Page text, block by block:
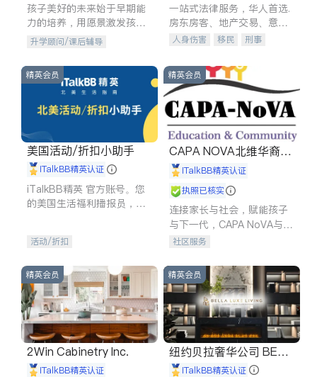
孩子美好的未来始于早期能
力的培养，用愿景激发孩子
的学习潜力和动力。理念：
拥有成长型心态是成功的基
石。
升学顾问/课后辅导
一站式法律服务，华人首选.
房东房客、地产交易、意外
伤害、车祸重伤、商业诉
建筑合同、刑事案件全包办
人身伤害 移民
刑事
信托/遗嘱
商业
索赔
律师-其它 保释
精英会员
美国活动/折扣小助手
iTalkBB精英认证
iTalkBB精英 官方账号。您
的美国生活福利播报员，精
专属福利。
活动/折扣
精英会员
CAPA NOVA北维华裔家
长会iTalkBB精英认证
执照已核实
连接家长与社会，赋能孩子
与下一代，CAPA NoVA与您
携手建设包容、公平、充满
社区服务
精英会员
2Win Cabinetry Inc.
iTalkBB精英认证
精英会员
纽约贝拉奢华公司 BELL
A LUXE
iTalkBB精英认证